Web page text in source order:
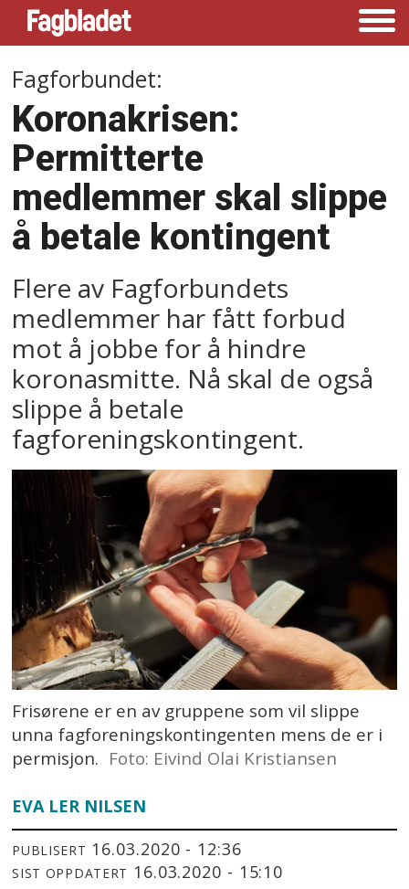
Fagforbundet:
Koronakrisen:
Permitterte
medlemmer skal slippe
å betale kontingent
Flere av Fagforbundets
medlemmer har fått forbud
mot å jobbe for å hindre
koronasmitte. Nå skal de også
slippe å betale
fagforeningskontingent.
Frisørene er en av gruppene som vil slippe
unna fagforeningskontingenten mens de er i
permisjon. Foto: Eivind Olai Kristiansen
EVA LER NILSEN
PUBLISERT 16.03.2020 - 12:36
SIST OPPDATERT 16.03.2020 - 15:10